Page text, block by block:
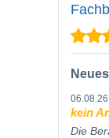
06.08.26
kein
Die